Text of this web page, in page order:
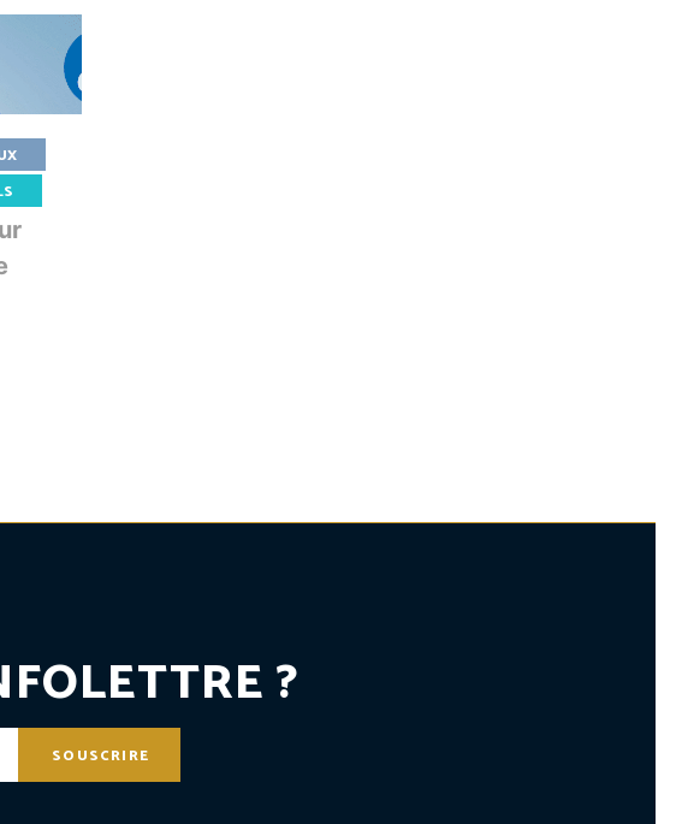
?
SOUSCRIRE